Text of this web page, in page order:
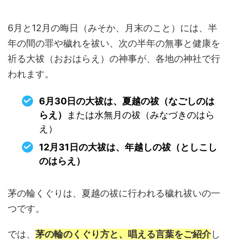
6月と12月の晦日（みそか、月末のこと）には、半
年の間の罪や穢れを祓い、次の半年の無事と健康を
祈る大祓（おおはらえ）の神事が、各地の神社で行
われます。
6月30日の大祓は、夏越の祓（なごしのは
らえ）
または水無月の祓（みなづきのはら
え）
12月31日の大祓は、年越しの祓（としこし
のはらえ）
茅の輪くぐりは、夏越の祓に行われる穢れ祓いの一
つです。
では、 茅の輪のくぐり方と、唱える言葉をご紹介し